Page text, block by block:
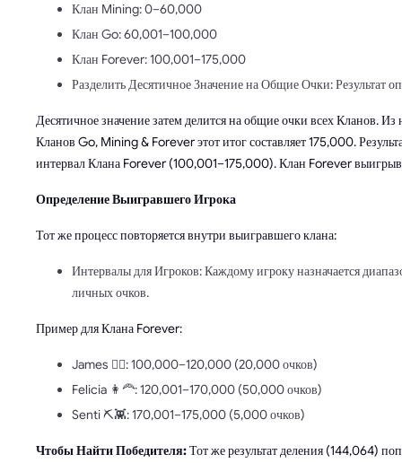
Клан Mining: 0–60,000
Клан Go: 60,001–100,000
Клан Forever: 100,001–175,000
Разделить Десятичное Значение на Общие Очки: Результат
Десятичное значение затем делится на общие очки всех Кланов.
Кланов Go, Mining & Forever этот итог составляет 175,000.
интервал Клана Forever (100,001–175,000). Клан Forever
Определение Выигравшего Игрока
Тот же процесс повторяется внутри выигравшего клана:
Интервалы для Игроков: Каждому игроку назначается
личных очков.
Пример для Клана Forever:
James 🧔‍♂️: 100,000–120,000 (20,000 очков)
Felicia 👩‍🦰: 120,001–170,000 (50,000 очков)
Senti ⛏️👾: 170,001–175,000 (5,000 очков)
Чтобы Найти Победителя:Тот же результат деления (144,064)